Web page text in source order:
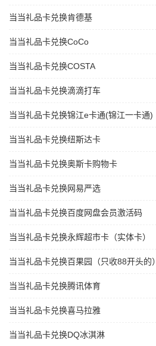
当当礼品卡兑换肯德基
当当礼品卡兑换CoCo
当当礼品卡兑换COSTA
当当礼品卡兑换滴滴打车
当当礼品卡兑换锦江e卡通(锦江一卡通)
当当礼品卡兑换纽斯达卡
当当礼品卡兑换奥斯卡购物卡
当当礼品卡兑换网易严选
当当礼品卡兑换百度网盘会员激活码
当当礼品卡兑换永辉超市卡（实体卡）
当当礼品卡兑换百果园（只收88开头的）
当当礼品卡兑换腾讯体育
当当礼品卡兑换喜马拉雅
当当礼品卡兑换DQ冰淇淋